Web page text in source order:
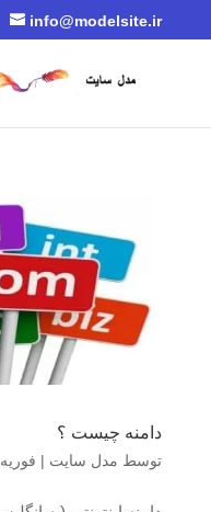
info@modelsite.ir
دامنه چیست ؟
توسط مدل سایت | فوریه 21, 2020